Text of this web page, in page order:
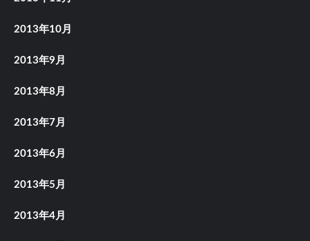
2013年10月
2013年9月
2013年8月
2013年7月
2013年6月
2013年5月
2013年4月